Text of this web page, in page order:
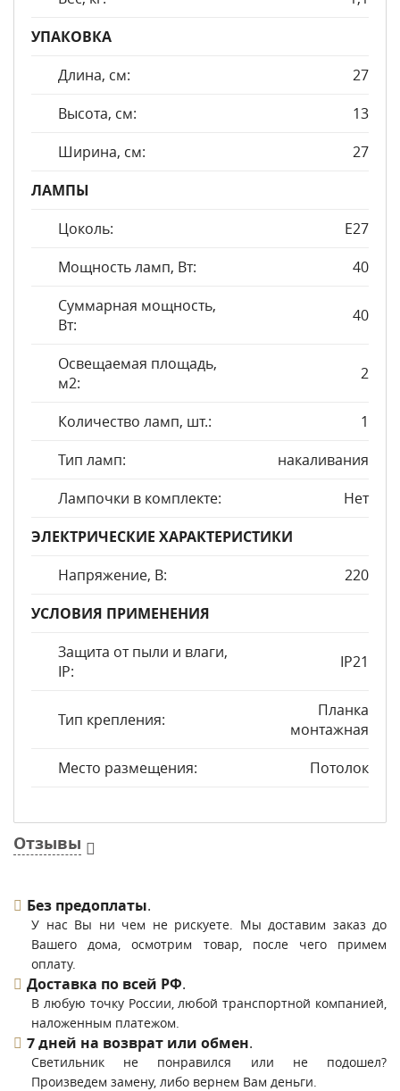
УПАКОВКА
Длина, см:
27
Высота, см:
13
Ширина, см:
27
ЛАМПЫ
Цоколь:
E27
Мощность ламп, Вт:
40
Суммарная мощность,
Вт:
40
Освещаемая площадь,
м2:
2
Количество ламп, шт.:
1
Тип ламп:
накаливания
Лампочки в комплекте:
Нет
ЭЛЕКТРИЧЕСКИЕ ХАРАКТЕРИСТИКИ
Напряжение, В:
220
УСЛОВИЯ ПРИМЕНЕНИЯ
Защита от пыли и влаги,
IP:
IP21
Тип крепления:
Планка
монтажная
Место размещения:
Потолок
Отзывы
Без предоплаты.
У нас Вы ни чем не рискуете. Мы доставим заказ до
Вашего дома, осмотрим товар, после чего примем
оплату.
Доставка по всей РФ.
В любую точку России, любой транспортной компанией,
наложенным платежом.
7 дней на возврат или обмен.
Светильник не понравился или не подошел?
Произведем замену, либо вернем Вам деньги.